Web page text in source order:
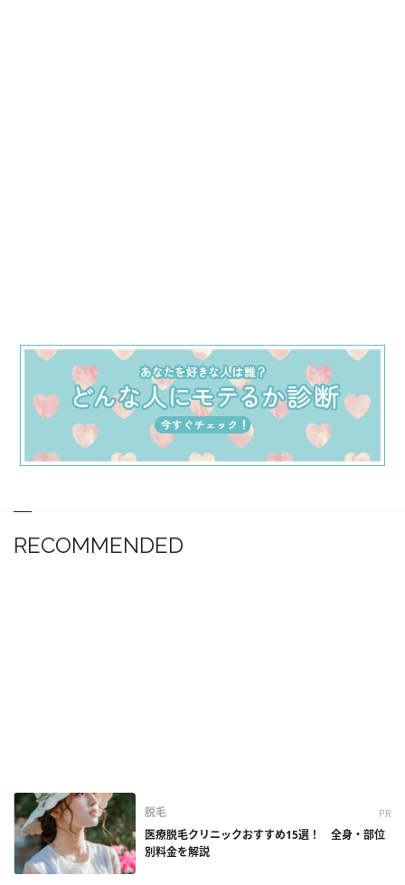
RECOMMENDED
脱毛 PR
医療脱毛クリニックおすすめ15選！ 全身・部位
別料金を解説